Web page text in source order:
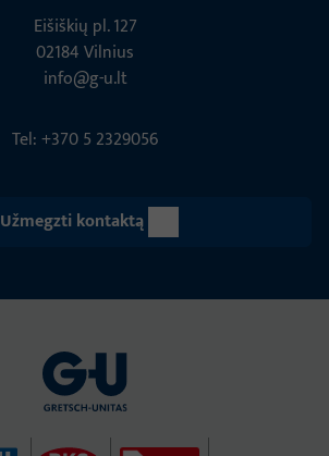
Eišiškių pl. 127
02184 Vil­nius
info@g-u.lt
Tel: +370 5 2329056
Užmegzti kontaktą